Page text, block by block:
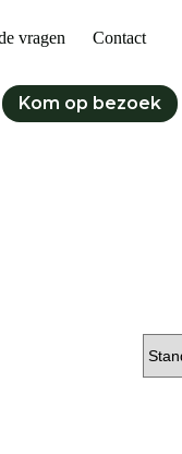
vragen Contact
Kom op bezoek